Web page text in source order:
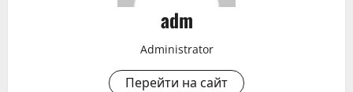
adm
Administrator
Перейти на сайт